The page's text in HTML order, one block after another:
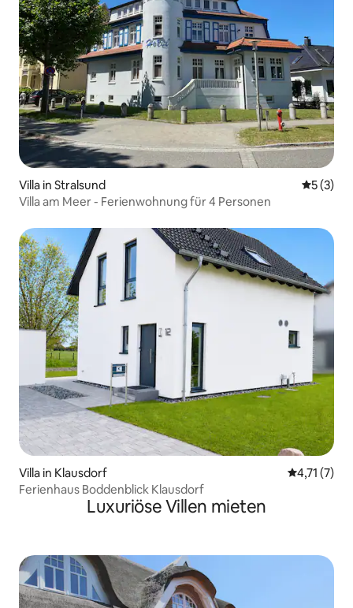
Villa in Stralsund
5 (3)
Villa am Meer - Ferienwohnung für 4 Personen
Villa in Klausdorf
4,71 (7)
Ferienhaus Boddenblick Klausdorf
Luxuriöse Villen mieten